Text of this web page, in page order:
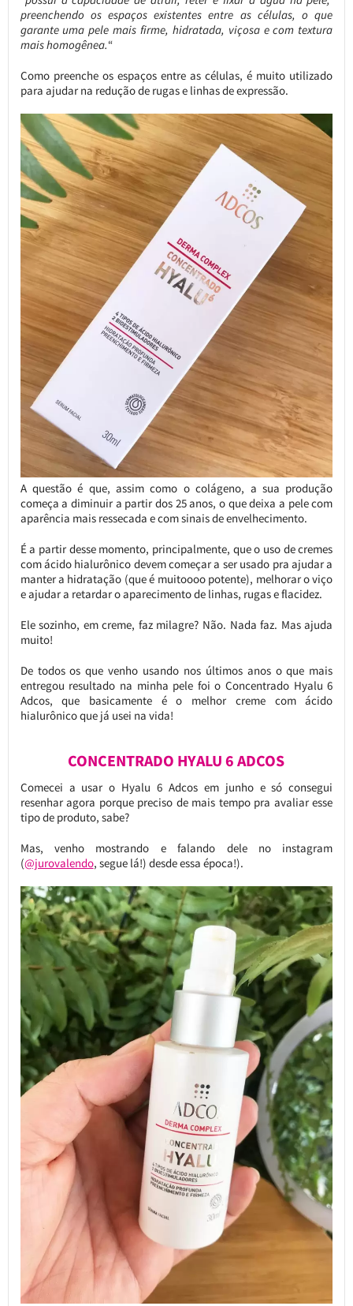
preenchendo os espaços existentes entre as células, o que
garante uma pele mais firme, hidratada, viçosa e com textura
mais homogênea.“
Como preenche os espaços entre as células, é muito utilizado
para ajudar na redução de rugas e linhas de expressão.
A questão é que, assim como o colágeno, a sua produção
começa a diminuir a partir dos 25 anos, o que deixa a pele com
aparência mais ressecada e com sinais de envelhecimento.
É a partir desse momento, principalmente, que o uso de cremes
com ácido hialurônico devem começar a ser usado pra ajudar a
manter a hidratação (que é muitoooo potente), melhorar o viço
e ajudar a retardar o aparecimento de linhas, rugas e flacidez.
Ele sozinho, em creme, faz milagre? Não. Nada faz. Mas ajuda
muito!
De todos os que venho usando nos últimos anos o que mais
entregou resultado na minha pele foi o Concentrado Hyalu 6
Adcos, que basicamente é o melhor creme com ácido
hialurônico que já usei na vida!
CONCENTRADO HYALU 6 ADCOS
Comecei a usar o Hyalu 6 Adcos em junho e só consegui
resenhar agora porque preciso de mais tempo pra avaliar esse
tipo de produto, sabe?
Mas, venho mostrando e falando dele no instagram
(@jurovalendo, segue lá!) desde essa época!).